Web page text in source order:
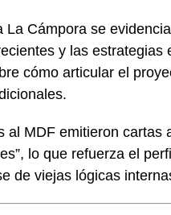
La Cámpora se
y las estrategias
cómo articular el
MDF emitieron cartas
lo que refuerza el
de viejas lógicas